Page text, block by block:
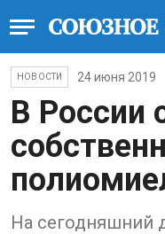
НОВОСТИ 24 июня 2019
В России
На сегодняшний